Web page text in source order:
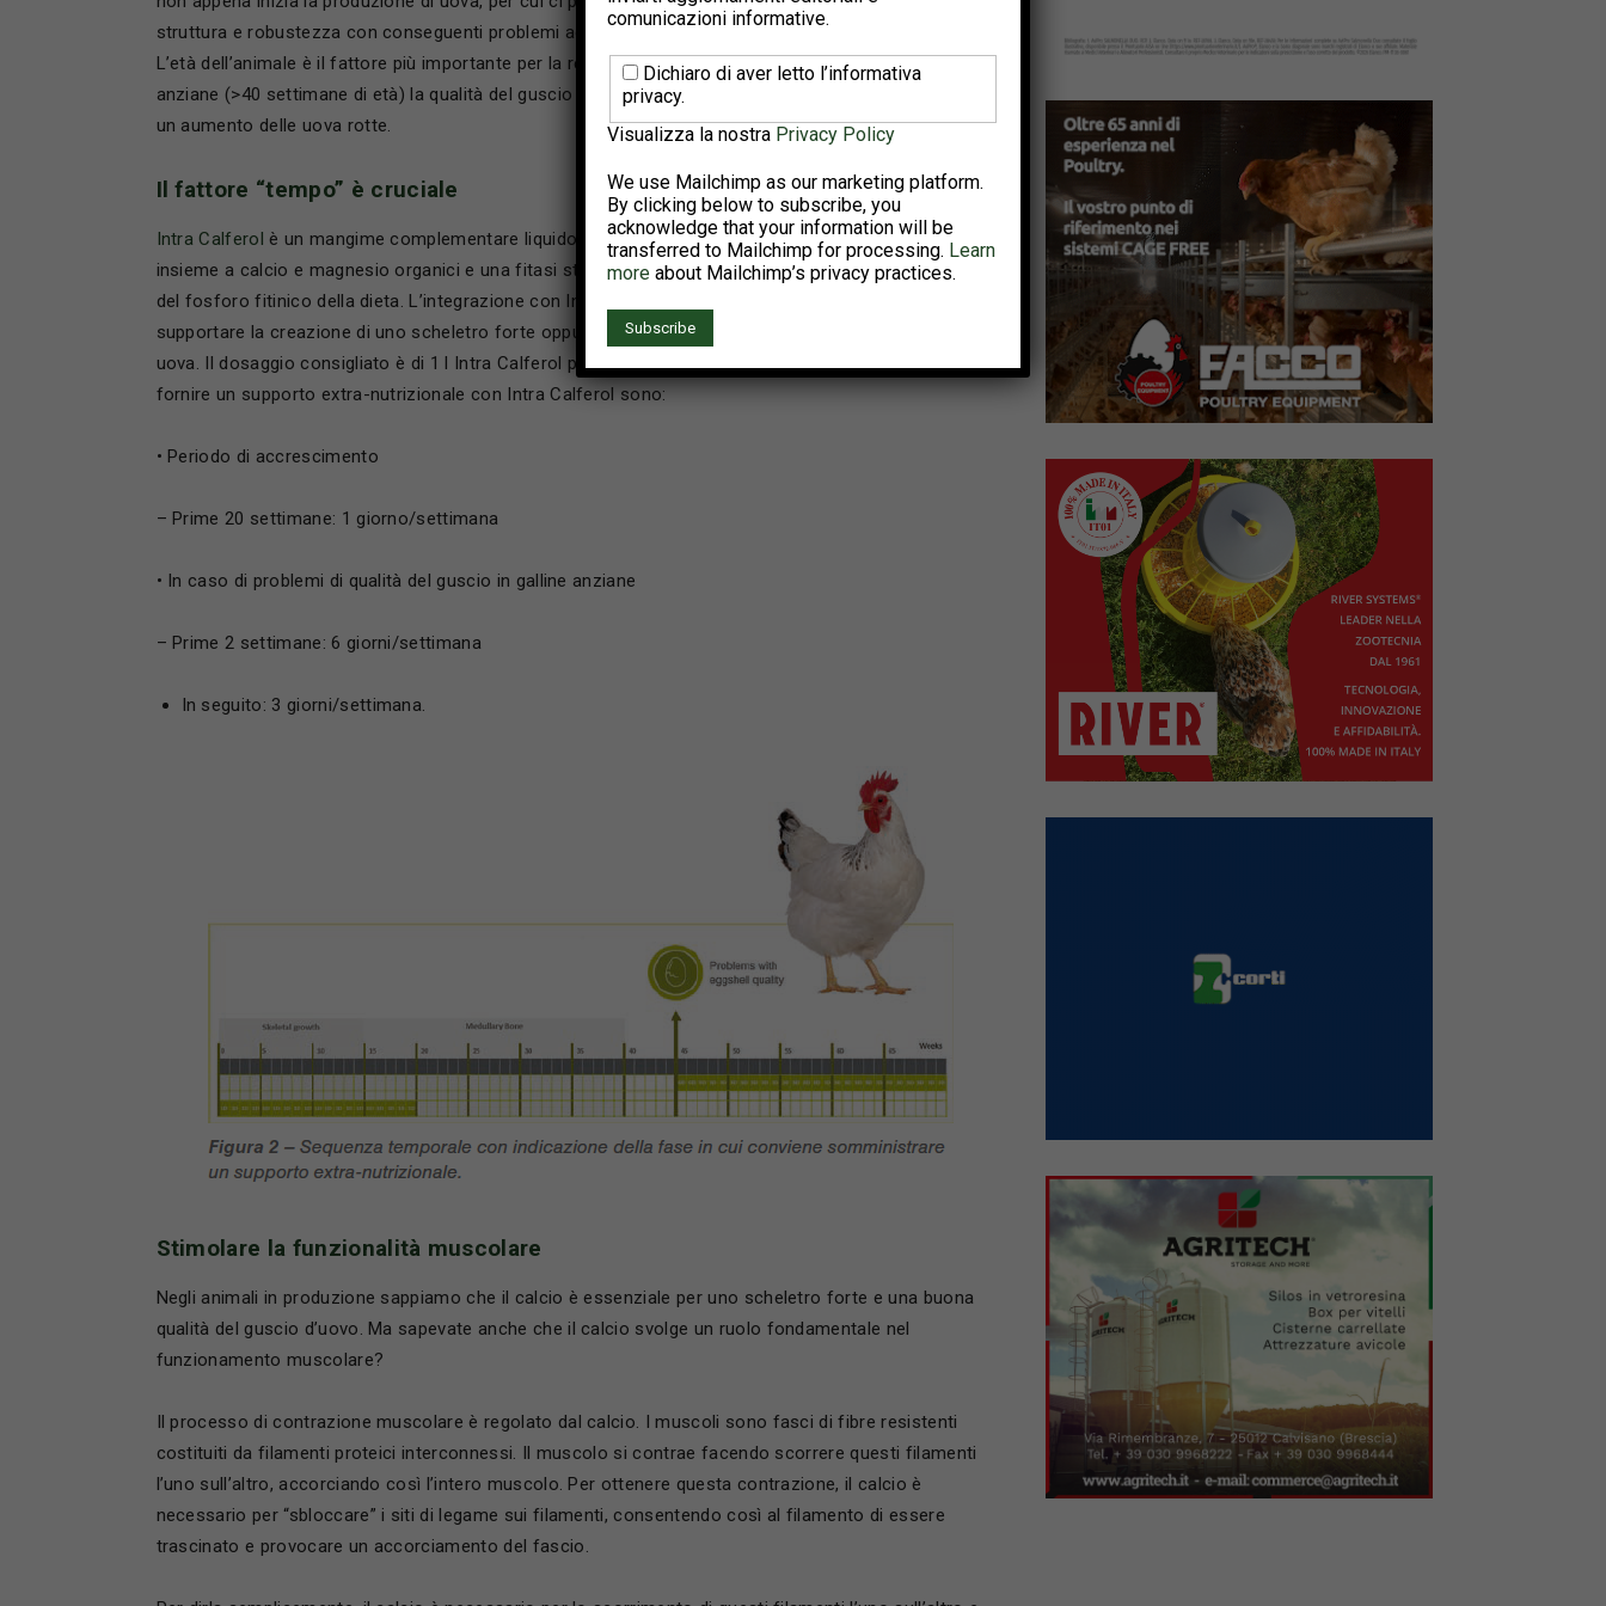
struttura e robustezza con conseguenti problemi agli arti, specialmente negli animali più anziani.
L’età dell’animale è il fattore più importante per la resistenza alla rottura del guscio. Nelle galline più
anziane (>40 settimane di età) la qualità del guscio si può deteriorare, riflettendosi principalmente in
un aumento delle uova rotte.
Il fattore “tempo” è cruciale
Intra Calferol è un mangime complementare liquido a base di vitamina D3 concentrata e stabilizzata
insieme a calcio e magnesio organici e una fitasi stabile in ambiente liquido, importante per il rilascio
del fosforo fitinico della dieta. L’integrazione con Intra Calferol può essere importante
supportare la creazione di uno scheletro forte oppure in caso di problemi di qualità del guscio delle
uova. Il dosaggio consigliato è di 1 l Intra Calferol per 1.000 l di acqua da bere. I momenti giusti per
fornire un supporto extra-nutrizionale con Intra Calferol sono:
• Periodo di accrescimento
– Prime 20 settimane: 1 giorno/settimana
• In caso di problemi di qualità del guscio in galline anziane
– Prime 2 settimane: 6 giorni/settimana
In seguito: 3 giorni/settimana.
Stimolare la funzionalità muscolare
Negli animali in produzione sappiamo che il calcio è essenziale per uno scheletro forte e una buona
qualità del guscio d’uovo. Ma sapevate anche che il calcio svolge un ruolo fondamentale nel
funzionamento muscolare?
Il processo di contrazione muscolare è regolato dal calcio. I muscoli sono fasci di fibre resistenti
costituiti da filamenti proteici interconnessi. Il muscolo si contrae facendo scorrere questi filamenti
l’uno sull’altro, accorciando così l’intero muscolo. Per ottenere questa contrazione, il calcio è
necessario per “sbloccare” i siti di legame sui filamenti, consentendo così al filamento di essere
trascinato e provocare un accorciamento del fascio.
comunicazioni informative.
Dichiaro di aver letto l’informativa
privacy.
Visualizza la nostra Privacy Policy
We use Mailchimp as our marketing platform.
By clicking below to subscribe, you
acknowledge that your information will be
transferred to Mailchimp for processing. Learn
more about Mailchimp’s privacy practices.